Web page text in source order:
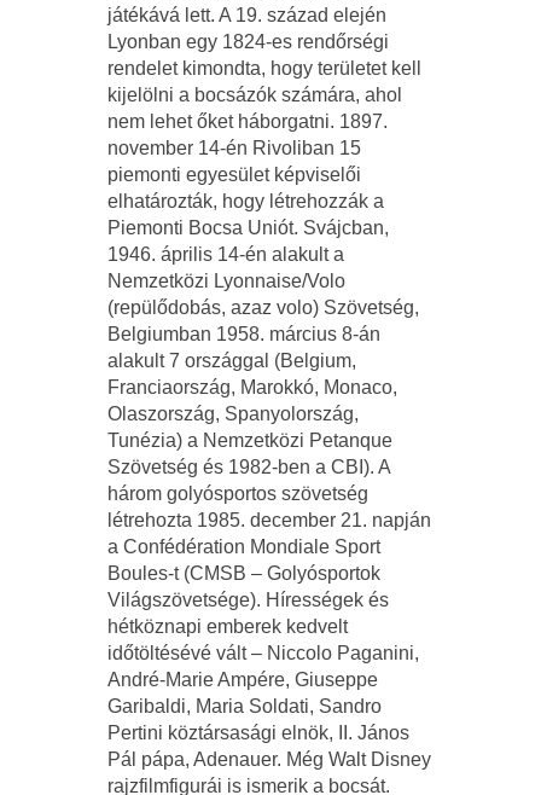
játékává lett. A 19. század elején
Lyonban egy 1824-es rendőrségi
rendelet kimondta, hogy területet kell
kijelölni a bocsázók számára, ahol
nem lehet őket háborgatni. 1897.
november 14-én Rivoliban 15
piemonti egyesület képviselői
elhatározták, hogy létrehozzák a
Piemonti Bocsa Uniót. Svájcban,
1946. április 14-én alakult a
Nemzetközi Lyonnaise/Volo
(repülődobás, azaz volo) Szövetség,
Belgiumban 1958. március 8-án
alakult 7 országgal (Belgium,
Franciaország, Marokkó, Monaco,
Olaszország, Spanyolország,
Tunézia) a Nemzetközi Petanque
Szövetség és 1982-ben a CBI). A
három golyósportos szövetség
létrehozta 1985. december 21. napján
a Confédération Mondiale Sport
Boules-t (CMSB – Golyósportok
Világszövetsége). Hírességek és
hétköznapi emberek kedvelt
időtöltésévé vált – Niccolo Paganini,
André-Marie Ampére, Giuseppe
Garibaldi, Maria Soldati, Sandro
Pertini köztársasági elnök, II. János
Pál pápa, Adenauer. Még Walt Disney
rajzfilmfigurái is ismerik a bocsát.